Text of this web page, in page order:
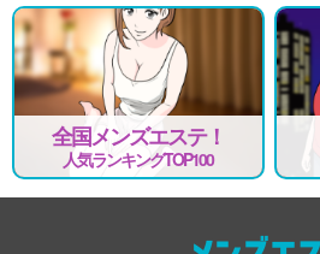
全国メンズエステ！
人気ランキングTOP100